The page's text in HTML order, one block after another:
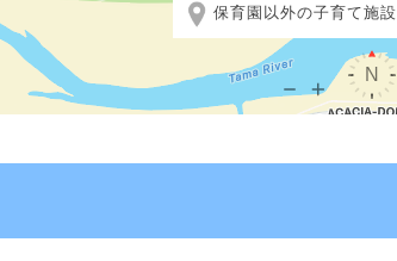
保育園以外の子育て施設